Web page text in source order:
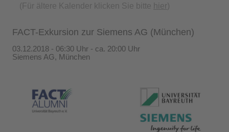
(Für ältere Kalender klicken Sie bitte hier)
FACT-Exkursion zur Siemens AG (München)
03.12.2018 - 06:30 Uhr - ca. 20:00 Uhr
Siemens AG, München